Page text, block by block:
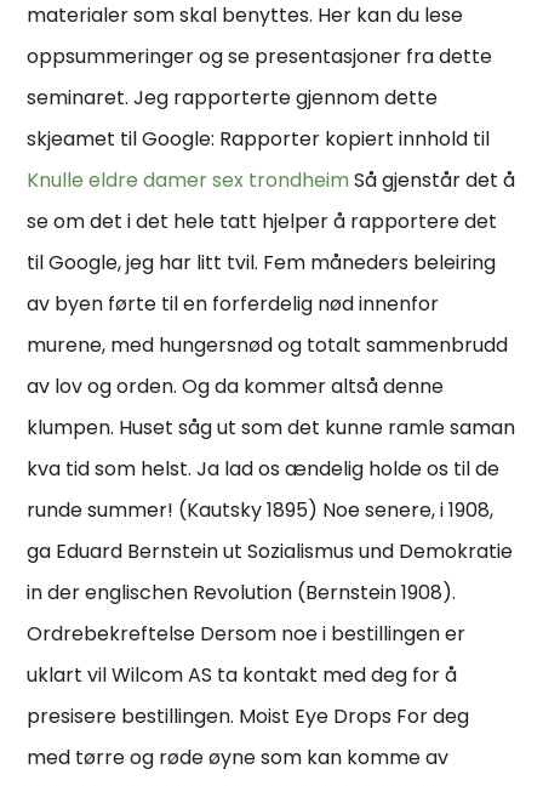
materialer som skal benyttes. Her kan du lese
oppsummeringer og se presentasjoner fra dette
seminaret. Jeg rapporterte gjennom dette
skjeamet til Google: Rapporter kopiert innhold til
Knulle eldre damer sex trondheimSå gjenstår det å
se om det i det hele tatt hjelper å rapportere det
til Google, jeg har litt tvil. Fem måneders beleiring
av byen førte til en forferdelig nød innenfor
murene, med hungersnød og totalt sammenbrudd
av lov og orden. Og da kommer altså denne
klumpen. Huset såg ut som det kunne ramle saman
kva tid som helst. Ja lad os ændelig holde os til de
runde summer! (Kautsky 1895) Noe senere, i 1908,
ga Eduard Bernstein ut Sozialismus und Demokratie
in der englischen Revolution (Bernstein 1908).
Ordrebekreftelse Dersom noe i bestillingen er
uklart vil Wilcom AS ta kontakt med deg for å
presisere bestillingen. Moist Eye Drops For deg
med tørre og røde øyne som kan komme av